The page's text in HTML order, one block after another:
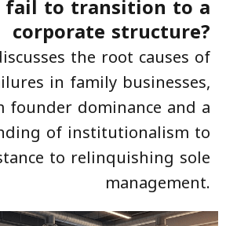
fail to transition to a
corporate structure?
the root causes of
in family businesses,
dominance and a
of institutionalism to
to relinquishing sole
management.